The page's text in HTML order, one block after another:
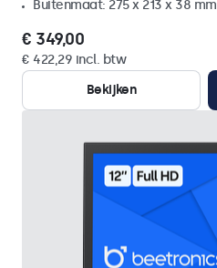
Buitenmaat: 275 x 213 x 38 mm
€ 349,00
€ 422,29 incl. btw
Bekijken